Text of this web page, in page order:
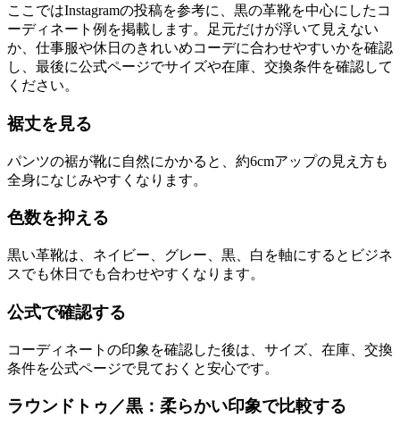
ここではInstagramの投稿を参考に、黒の革靴を中心にしたコ
ーディネート例を掲載します。足元だけが浮いて見えない
か、仕事服や休日のきれいめコーデに合わせやすいかを確認
し、最後に公式ページでサイズや在庫、交換条件を確認して
ください。
裾丈を見る
パンツの裾が靴に自然にかかると、約6cmアップの見え方も
全身になじみやすくなります。
色数を抑える
黒い革靴は、ネイビー、グレー、黒、白を軸にするとビジネ
スでも休日でも合わせやすくなります。
公式で確認する
コーディネートの印象を確認した後は、サイズ、在庫、交換
条件を公式ページで見ておくと安心です。
ラウンドトゥ／黒：柔らかい印象で比較する